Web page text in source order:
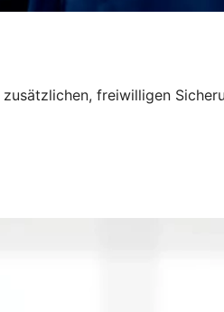
freiwilligen